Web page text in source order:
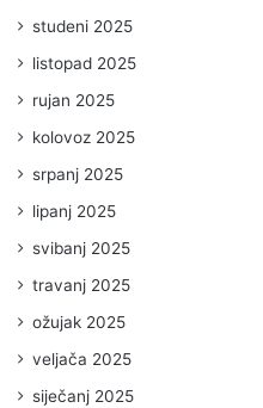
studeni 2025
listopad 2025
rujan 2025
kolovoz 2025
srpanj 2025
lipanj 2025
svibanj 2025
travanj 2025
ožujak 2025
veljača 2025
siječanj 2025